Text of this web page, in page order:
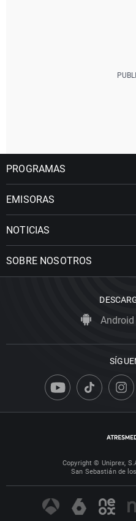
PROGRAMAS
EMISORAS
NOTICIAS
SOBRE NOSOTROS
Android
Copyright © Uniprex,
San Sebastián de